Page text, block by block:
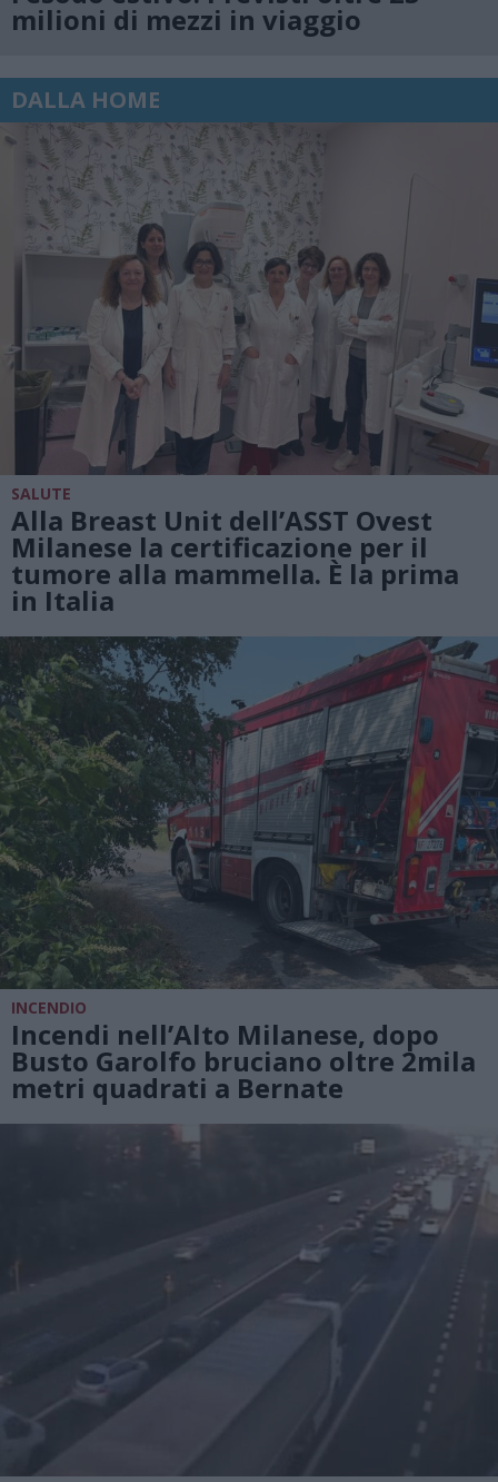
milioni di mezzi in viaggio
DALLA HOME
SALUTE
Alla Breast Unit dell’ASST Ovest
Milanese la certificazione per il
tumore alla mammella. È la prima
in Italia
INCENDIO
Incendi nell’Alto Milanese, dopo
Busto Garolfo bruciano oltre 2mila
metri quadrati a Bernate